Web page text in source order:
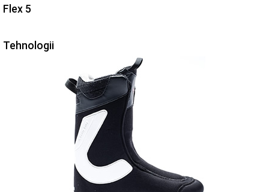
Flex 5
Tehnologii